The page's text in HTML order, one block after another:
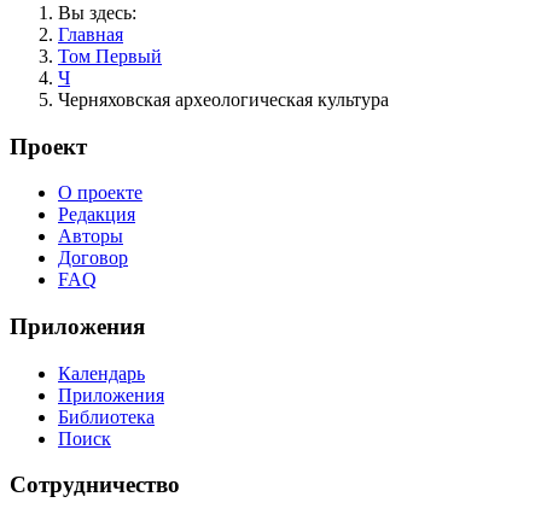
Вы здесь:
Главная
Том Первый
Ч
Черняховская археологическая культура
Проект
О проекте
Редакция
Авторы
Договор
FAQ
Приложения
Календарь
Приложения
Библиотека
Поиск
Сотрудничество